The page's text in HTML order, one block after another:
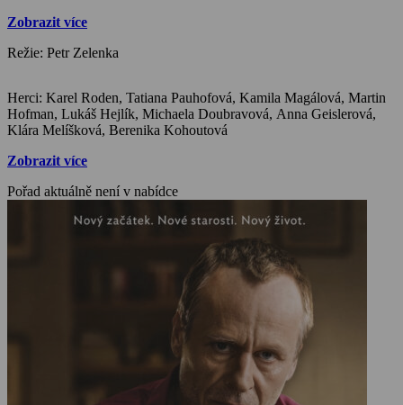
pracovny vyzývavá Sandra (Tatiana Pauhofová), která se hned v
terapii bývalý voják z Afghánistánu (Lukáš Hejlík), u kterého
psycholog setkává s mladičkou gymnastkou Lindou (Michaela
Doubravová), jež předstíranou suverénností maskuje své
sebevražedné sklony. Ve čtvrtek jej navštěvuje manželský pár (Aňa
Geislerová a Martin Hofmann), který se hádá kvůli zvažovanému
potratu a jehož neshody souvisejí se špatnou komunikací. Každý
pátek hrdina navštěvuje svou starší kolegyni, s níž konfrontuje své
pochybnosti a rodinné starosti. Ditu zosobnila známá slovenská
herečka Kamila Magálová. Psychologovu choť, s níž prožívá
manželkou krizi, ztělesnila Klára Melíšková. Jejich dospívající
Kohoutová. Epizoda 1 – Sandra, pondělí 9.00: Prolog úvodního dílu
se odehrává na lavičce v parku nad Prahou, kde sedí rozháraná
mladá žena – první z pacientek psychologa Marka Pošty. Jmenuje se
Sandra, pracuje jako zdravotní sestra a na terapii dochází už půl
roku. Poté, co překoná záchvat pláče, líčí terapeutovi svůj divoký
zážitek z předcházející noci. Po hádce se svým přítelem Ondřejem,
který vyslovil ultimátum ohledně jejich vztahu, se s kamarádkou
vypravila do baru. Koketovala v něm s neznámým mužem, s nímž
se poté málem vyspala na toaletě. Po rekapitulaci vleklých problémů
s Ondřejem učiní Sandra překvapivé doznání: už delší čas je do
Zobrazit více
Režie: Petr Zelenka
Herci: Karel Roden, Tatiana Pauhofová, Kamila Magálová, Martin
Hofman, Lukáš Hejlík, Michaela Doubravová, Anna Geislerová,
Klára Melíšková, Berenika Kohoutová
Zobrazit více
Pořad aktuálně není v nabídce